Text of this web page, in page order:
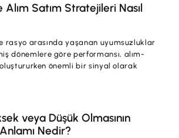
Alım Satım Stratejileri Nasıl
rasyo arasında yaşanan uyumsuzluklar
dönemlere göre performansı, alım-
önemli bir sinyal olarak
veya Düşük Olmasının
Nedir?